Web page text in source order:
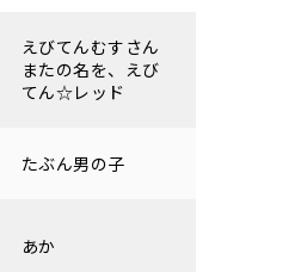
えびてんむすさん
またの名を、えび
てん☆レッド
たぶん男の子
あか